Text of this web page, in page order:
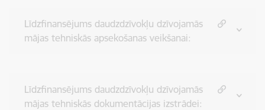
Līdzfinansējums daudzdzīvokļu dzīvojamās
mājas tehniskās apsekošanas veikšanai:
Līdzfinansējums daudzdzīvokļu dzīvojamās
mājas tehniskās dokumentācijas izstrādei: